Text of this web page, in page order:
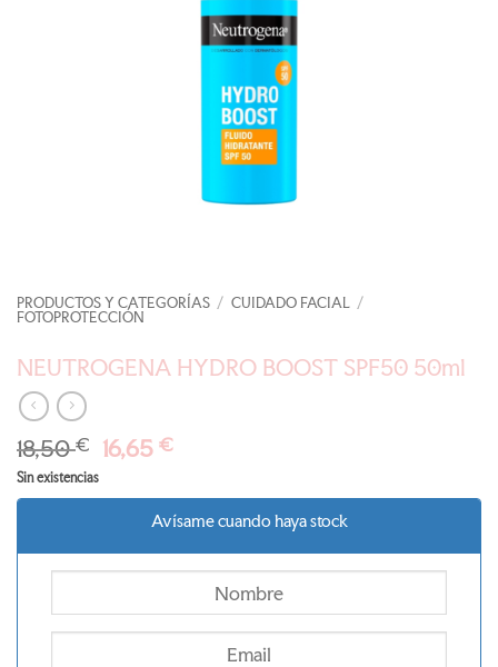
PRODUCTOS Y CATEGORÍAS / CUIDADO FACIAL /
FOTOPROTECCIÓN
NEUTROGENA HYDRO BOOST SPF50 50ml
18,50€ El
original
18,50 €.
16,65€El
actual
es:
16,65 €.
Sin existencias
Avísame cuando haya stock